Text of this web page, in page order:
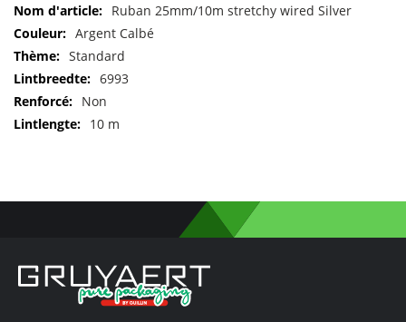
Pour
plus
d'informations
Ruban 25mm/10m stretchy wired Silver
Argent Calbé
Standard
6993
Non
10 m